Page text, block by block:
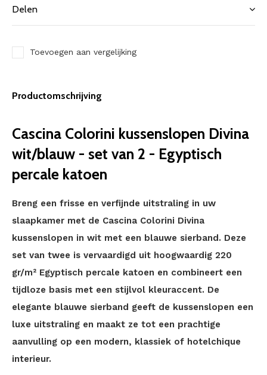
Delen
Toevoegen aan vergelijking
Productomschrijving
Cascina Colorini kussenslopen Divina
wit/blauw - set van 2 - Egyptisch
percale katoen
Breng een frisse en verfijnde uitstraling in uw
slaapkamer met de Cascina Colorini Divina
kussenslopen in wit met een blauwe sierband. Deze
set van twee is vervaardigd uit hoogwaardig 220
gr/m² Egyptisch percale katoen en combineert een
tijdloze basis met een stijlvol kleuraccent. De
elegante blauwe sierband geeft de kussenslopen een
luxe uitstraling en maakt ze tot een prachtige
aanvulling op een modern, klassiek of hotelchique
interieur.